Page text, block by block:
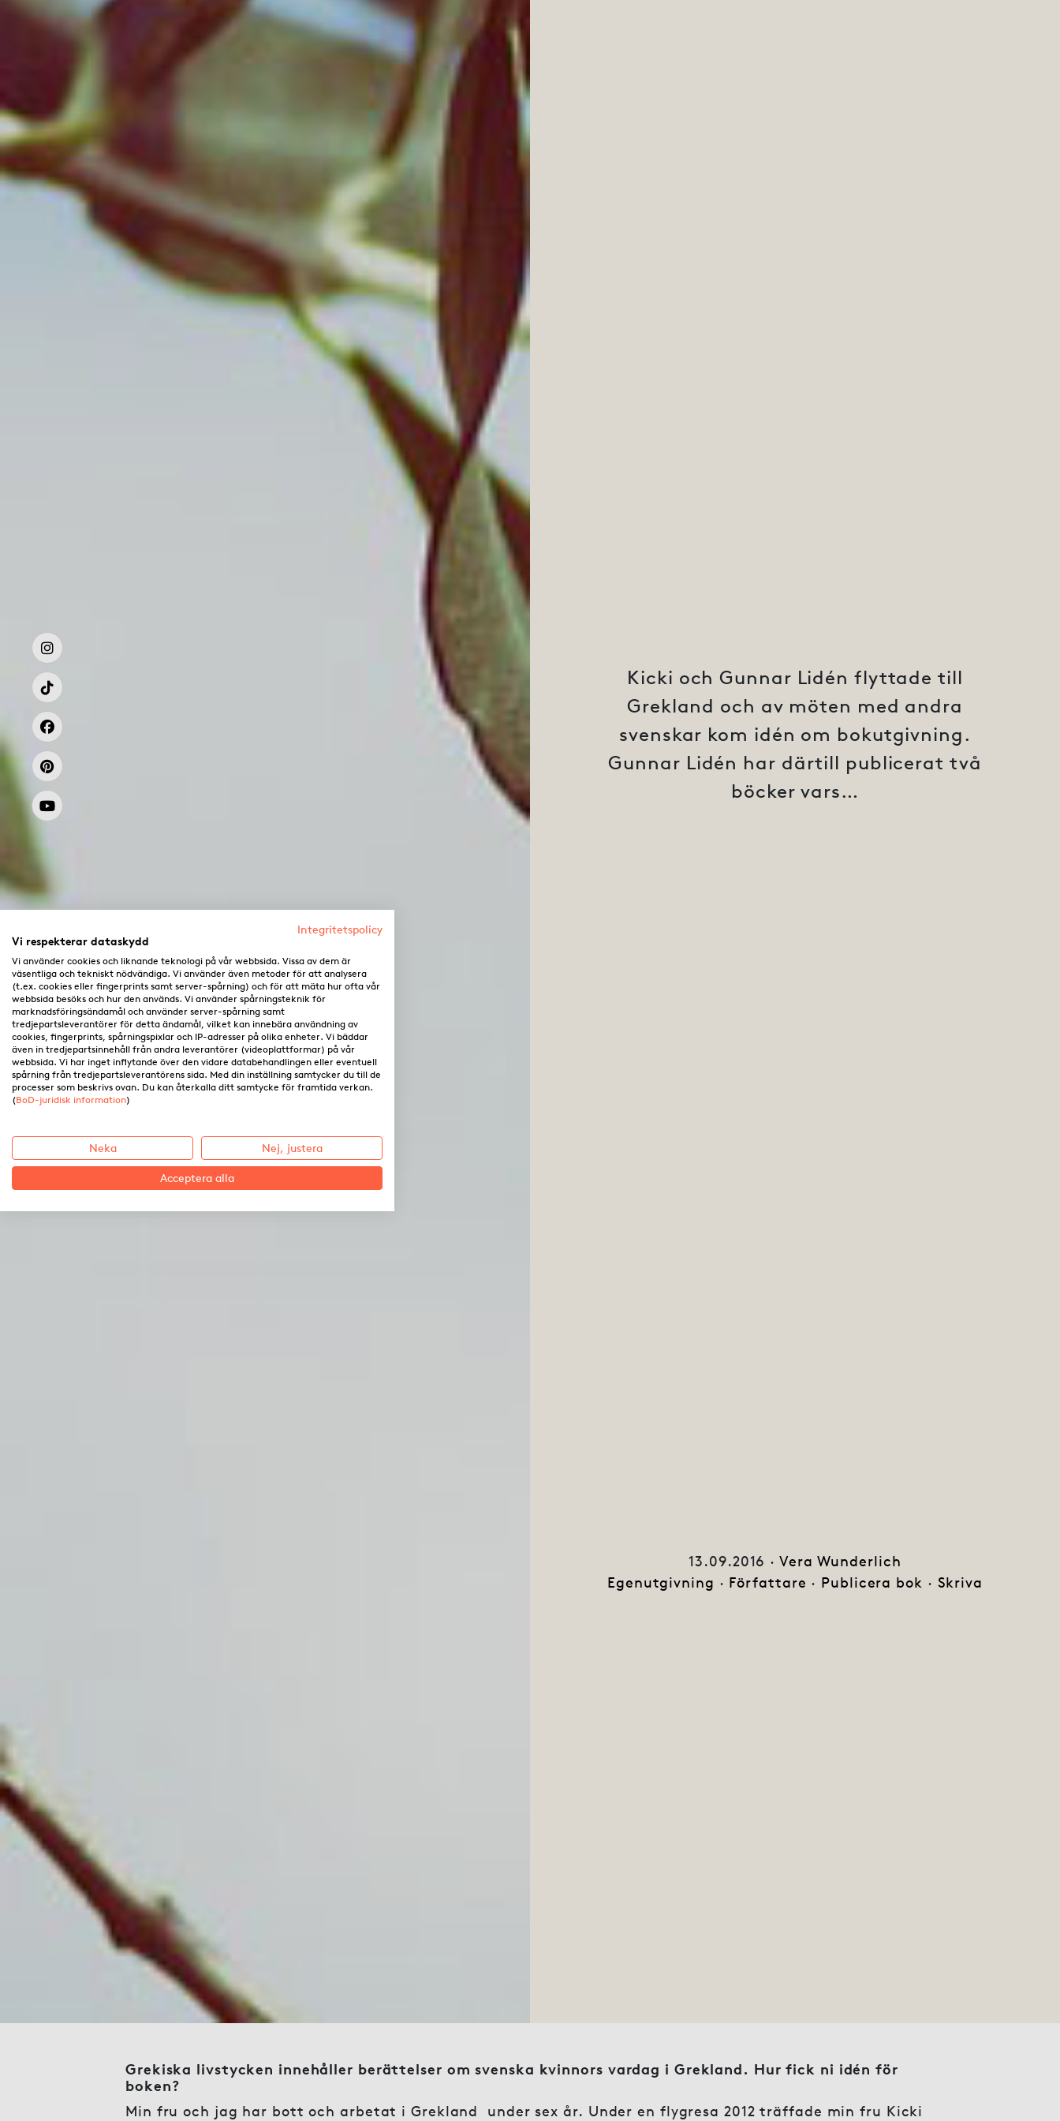
Kicki och Gunnar Lidén flyttade till
Grekland och av möten med andra
svenskar kom idén om bokutgivning.
Gunnar Lidén har därtill publicerat två
böcker vars…
13.09.2016 ·Vera Wunderlich
Egenutgivning · Författare · Publicera bok · Skriva
Grekiska livstycken innehåller berättelser om svenska kvinnors vardag i Grekland. Hur fick ni idén för
boken?
Min fru och jag har bott och arbetat i Grekland under sex år. Under en flygresa 2012 träffade min fru Kicki
Integritetspolicy
Vi respekterar dataskydd
Vi använder cookies och liknande teknologi på vår webbsida. Vissa av dem är
väsentliga och tekniskt nödvändiga. Vi använder även metoder för att analysera
(t.ex. cookies eller fingerprints samt server-spårning) och för att mäta hur ofta vår
webbsida besöks och hur den används. Vi använder spårningsteknik för
marknadsföringsändamål och använder server-spårning samt
tredjepartsleverantörer för detta ändamål, vilket kan innebära användning av
cookies, fingerprints, spårningspixlar och IP-adresser på olika enheter. Vi bäddar
även in tredjepartsinnehåll från andra leverantörer (videoplattformar) på vår
webbsida. Vi har inget inflytande över den vidare databehandlingen eller eventuell
spårning från tredjepartsleverantörens sida. Med din inställning samtycker du till de
processer som beskrivs ovan. Du kan återkalla ditt samtycke för framtida verkan.
(BoD-juridisk information)
Neka Nej, justera
Acceptera alla